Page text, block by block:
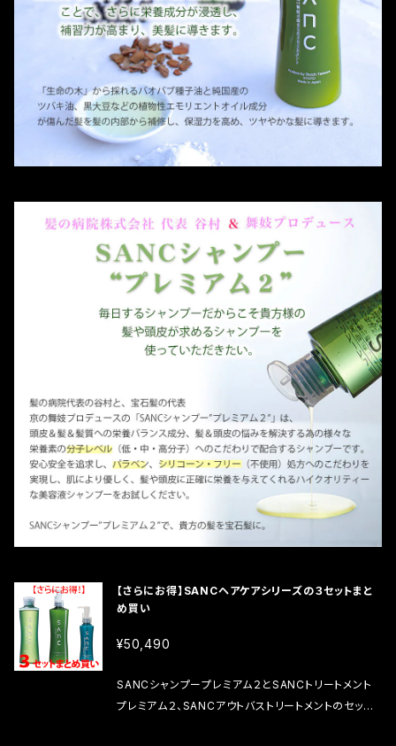
【さらにお得】SANCヘアケアシリーズの３セットまと
め買い
¥50,490
SANCシャンプープレミアム２とSANCトリートメント
プレミアム２、SANCアウトバストリートメントのセット